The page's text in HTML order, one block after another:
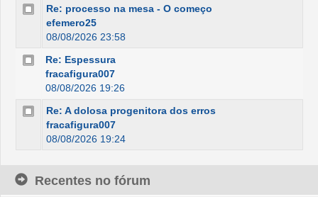
Re: processo na mesa - O começo
efemero25
08/08/2026 23:58
Re: Espessura
fracafigura007
08/08/2026 19:26
Re: A dolosa progenitora dos erros
fracafigura007
08/08/2026 19:24
Recentes no fórum